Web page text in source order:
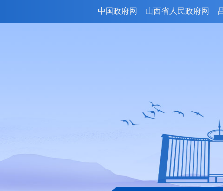
中国政府网 山西省人民政府网